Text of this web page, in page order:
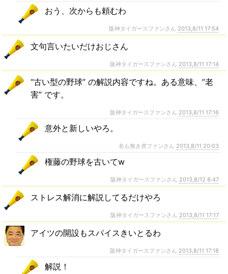
おう、次からも頼むわ
阪神タイガースファンさん 2013,8/11 17:54
文句言いたいだけおじさん
阪神タイガースファンさん 2013,8/11 17:14
“古い型の野球” の解説内容ですね。ある意味、”老
害” です。
阪神タイガースファンさん 2013,8/11 17:16
意外と新しいやろ。
名も無き虎ファンさん 2013,8/11 20:03
権藤の野球を古いてw
阪神タイガースファンさん 2013,8/12 8:47
ストレス解消に解説してるだけやろ
阪神タイガースファンさん 2013,8/11 17:17
アイツの開設もスパイスきいとるわ
阪神タイガースファンさん 2013,8/11 17:18
解説！